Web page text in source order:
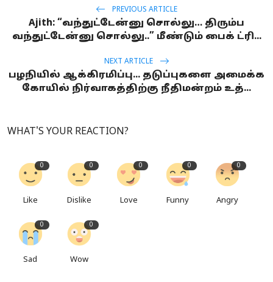
PREVIOUS ARTICLE
Ajith: “வந்துட்டேன்னு சொல்லு… திரும்ப
வந்துட்டேன்னு சொல்லு..” மீண்டும் பைக் ட்ரி...
NEXT ARTICLE
பழநியில் ஆக்கிரமிப்பு... தடுப்புகளை அமைக்க
கோயில் நிர்வாகத்திற்கு நீதிமன்றம் உத்...
WHAT'S YOUR REACTION?
0
Like
0
Dislike
0
Love
0
Funny
0
Angry
0
Sad
0
Wow